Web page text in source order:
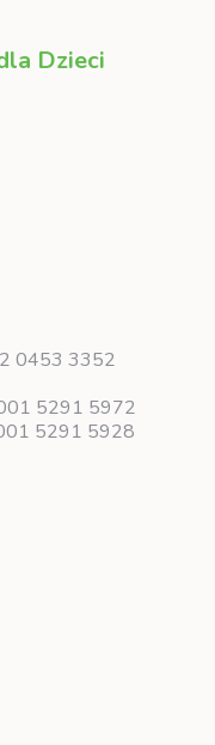
Dzieci
0453 3352
5291 5972
5291 5928